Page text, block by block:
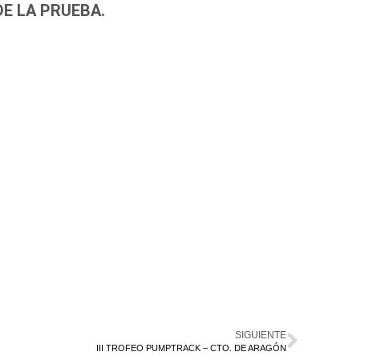
LA PRUEBA.
SIGUIENTE
III TROFEO PUMPTRACK – CTO. DE ARAGÓN